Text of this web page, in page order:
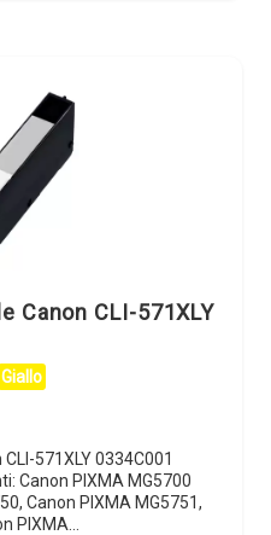
Canon CLI-571XLY
Giallo
571XLY 0334C001
Canon PIXMA MG5700
Canon PIXMA MG5751,
PIXMA…